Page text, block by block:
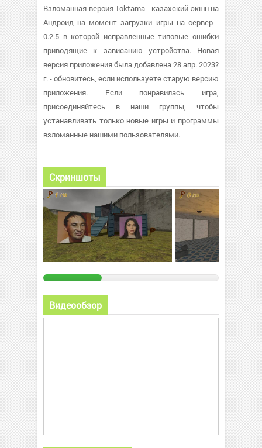
Взломанная версия Toktama - казахский экшн на
Андроид на момент загрузки игры на сервер -
0.2.5 в которой исправленные типовые ошибки
приводящие к зависанию устройства. Новая
версия приложения была добавлена 28 апр. 2023?
г. - обновитесь, если используете старую версию
приложения. Если понравилась игра,
присоединяйтесь в наши группы, чтобы
устанавливать только новые игры и программы
взломанные нашими пользователями.
Скриншоты
Видеообзор